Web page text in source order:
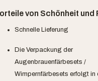
von Schönheit und
Schnelle Lieferung
Die Verpackung der
Augenbrauenfärbesets /
Wimpernfärbesets erfolgt in